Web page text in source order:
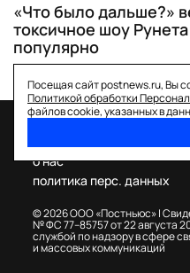
«Что было дальше?»
токсичное шоу
популярно
Посещая сайт postnews.ru, Вы
Политикой обработки
файлов cookie, указанных в
© 2026 ООО «Постньюс» |
№ ФС 77–85757 от 22 августа
службой по надзору в сфере
и массовых коммуникаций
о нас
политика перс. данных